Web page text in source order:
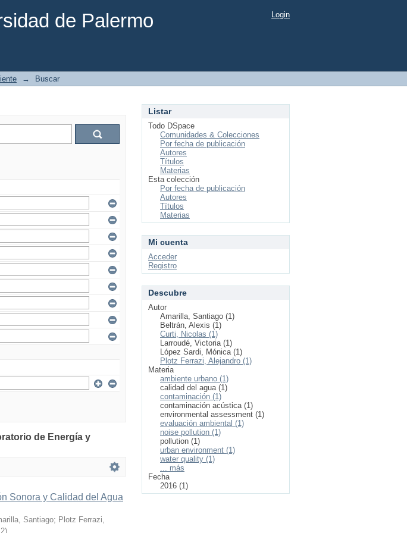
de Palermo Login
→ Buscar
de Energía y
Sonora y Calidad del Agua
Santiago; Plotz Ferrazi,
)
Listar
Todo DSpace
Comunidades & Colecciones
Por fecha de publicación
Autores
Títulos
Materias
Esta colección
Por fecha de publicación
Autores
Títulos
Materias
Mi cuenta
Acceder
Registro
Descubre
Autor
Amarilla, Santiago (1)
Beltrán, Alexis (1)
Curti, Nicolas (1)
Larroudé, Victoria (1)
López Sardi, Mónica (1)
Plotz Ferrazi, Alejandro (1)
Materia
ambiente urbano (1)
calidad del agua (1)
contaminación (1)
contaminación acústica (1)
environmental assessment (1)
evaluación ambiental (1)
noise pollution (1)
pollution (1)
urban environment (1)
water quality (1)
... más
Fecha
2016 (1)